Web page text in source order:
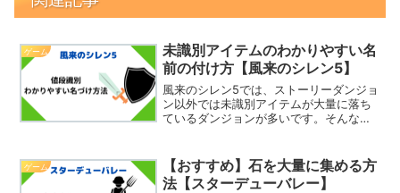
ゲーム
未識別アイテムのわかりやすい名
前の付け方【風来のシレン5】
風来のシレン5では、ストーリーダンジョ
ン以外では未識別アイテムが大量に落ち
ているダンジョンが多いです。そんな時
わかりやすい名前を付けた方が良いで
す。そこで今回は、未識別...
ゲーム
【おすすめ】石を大量に集める方
法【スターデューバレー】